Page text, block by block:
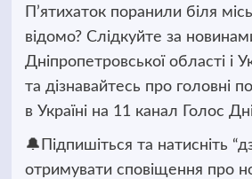
П’ятихаток поранили біля
відомо? Слідкуйте за
Дніпропетровської області і
та дізнавайтесь про головні
в Україні на 11 канал Голос
🔔Підпишіться та натисніть
отримувати сповіщення про